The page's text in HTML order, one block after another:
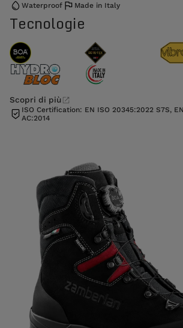
Waterproof Made in Italy
Tecnologie
Scopri di più
ISO Certification: EN ISO 20345:2022 S7S,
AC:2014